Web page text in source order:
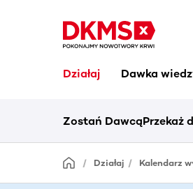
Działaj Dawka
Zostań DawcąPrzekaż
Działaj Kalendarz